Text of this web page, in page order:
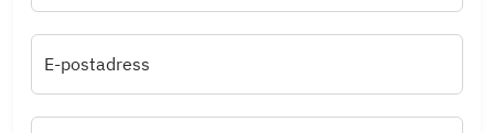
E-postadress